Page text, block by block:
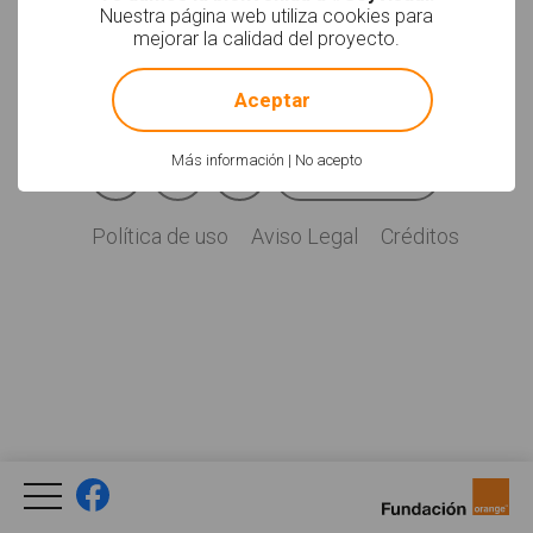
Soyvisual.org es un
Fundación Orange.
Social
FacebookYouTubeTwitter
Newsletter
Política de uso Aviso Legal Créditos
Nuestra página web utiliza cookies para
mejorar la calidad del proyecto.
Más información | No acepto
! Not valid!
Aceptar